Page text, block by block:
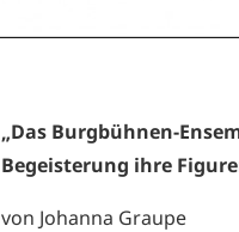
„Das Burgbühnen-
Begeisterung ihre
von Johanna Graupe